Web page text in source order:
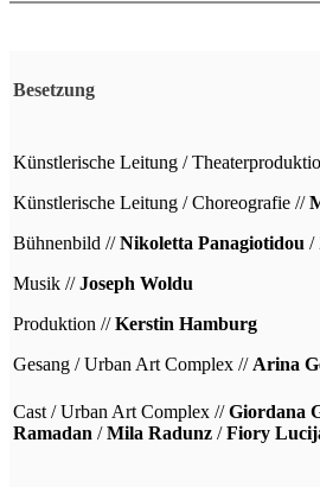
Besetzung
Künstlerische Leitung /
Künstlerische Leitung / Choreografie //
Bühnenbild //Nikoletta Panagiotidou /
Musik //Joseph Woldu
Produktion //Kerstin Hamburg
Gesang / Urban Art Complex //Arina
Cast / Urban Art Complex //Giordana
Ramadan /Mila Radunz /Fiory